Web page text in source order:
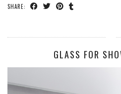
SHARE:
GLASS FOR